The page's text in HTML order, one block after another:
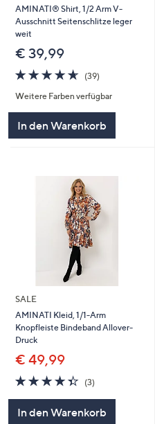
AMINATI® Shirt, 1/2 Arm V-
Ausschnitt Seitenschlitze leger
weit
€ 39,99
4.6
von
5
(39)39
Weitere Farben verfügbar
In den Warenkorb
SALE
AMINATI Kleid, 1/1-Arm
Knopfleiste Bindeband Allover-
Druck
€ 49,99
4.3
von
(3)3
In den Warenkorb